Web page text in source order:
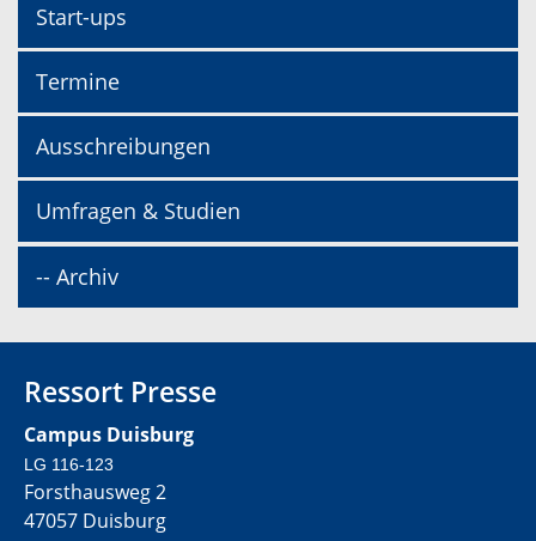
Start-ups
Termine
Ausschreibungen
Umfragen & Studien
-- Archiv
Ressort Presse
Campus Duisburg
LG 116-123
Forsthausweg 2
47057 Duisburg